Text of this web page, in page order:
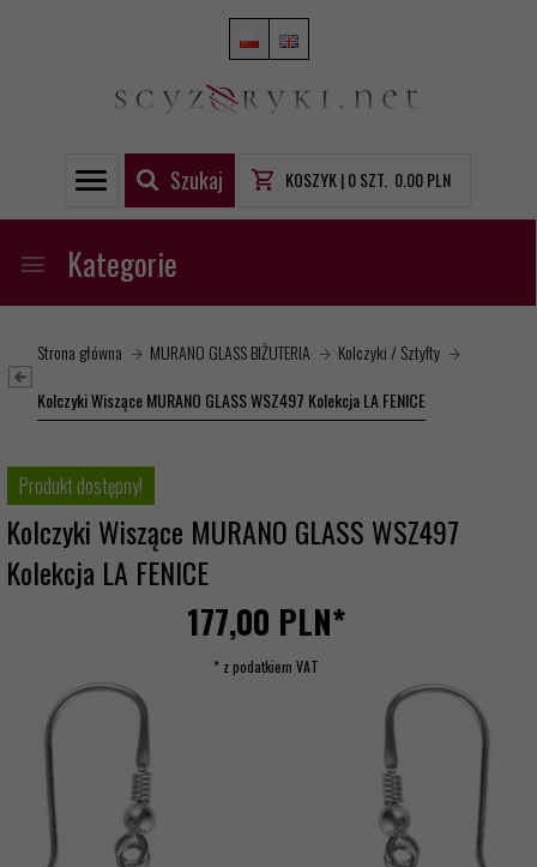
Szukaj KOSZYK |0SZT. 0.00PLN
Kategorie
Strona główna MURANO GLASS BIŻUTERIA
Kolczyki / Sztyfty
Kolczyki Wiszące MURANO GLASS WSZ497 Kolekcja LA FENICE
Produkt dostępny!
Kolczyki Wiszące MURANO GLASS WSZ497
Kolekcja LA FENICE
177,00 PLN*
* z podatkiem VAT